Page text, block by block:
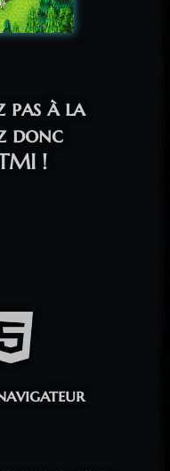
pas à la
donc
!